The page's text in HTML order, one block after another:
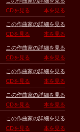
CDを見る
本を見る
この作曲家の詳細を見る
CDを見る
本を見る
この作曲家の詳細を見る
CDを見る
本を見る
この作曲家の詳細を見る
CDを見る
本を見る
この作曲家の詳細を見る
CDを見る
本を見る
この作曲家の詳細を見る
CDを見る
本を見る